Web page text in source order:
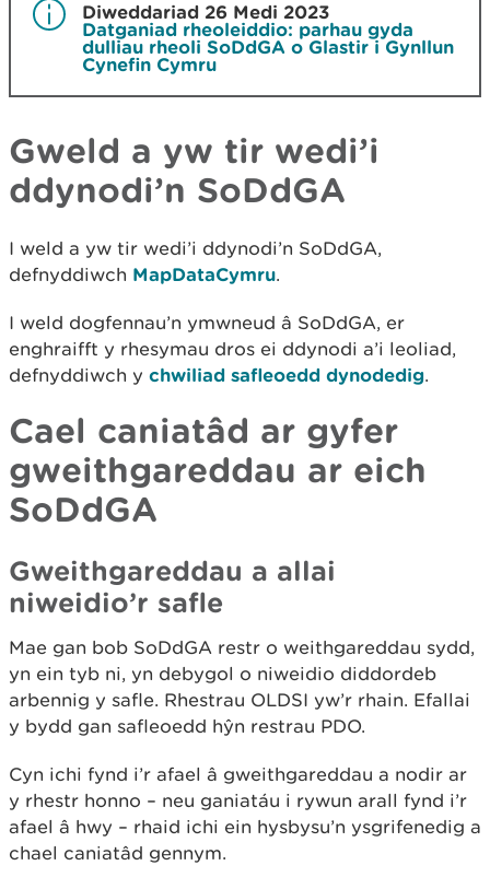
Diweddariad 26 Medi 2023
Datganiad rheoleiddio: parhau gyda
dulliau rheoli SoDdGA o Glastir i Gynllun
Cynefin Cymru
Gweld a yw tir wedi’i
ddynodi’n SoDdGA
I weld a yw tir wedi’i ddynodi’n SoDdGA,
defnyddiwch MapDataCymru.
I weld dogfennau’n ymwneud â SoDdGA, er
enghraifft y rhesymau dros ei ddynodi a’i leoliad,
defnyddiwch y chwiliad safleoedd dynodedig.
Cael caniatâd ar gyfer
gweithgareddau ar eich
SoDdGA
Gweithgareddau a allai
niweidio’r safle
Mae gan bob SoDdGA restr o weithgareddau sydd,
yn ein tyb ni, yn debygol o niweidio diddordeb
arbennig y safle. Rhestrau OLDSI yw’r rhain. Efallai
y bydd gan safleoedd hŷn restrau PDO.
Cyn ichi fynd i’r afael â gweithgareddau a nodir ar
y rhestr honno – neu ganiatáu i rywun arall fynd i’r
afael â hwy – rhaid ichi ein hysbysu’n ysgrifenedig a
chael caniatâd gennym.